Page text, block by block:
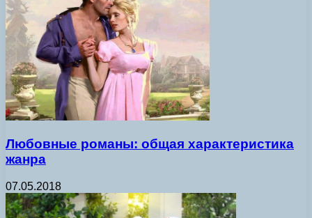
Любовные романы: общая характеристика
жанра
07.05.2018